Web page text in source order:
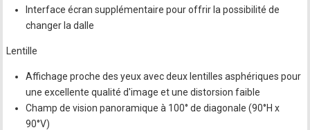
Interface écran supplémentaire pour offrir la possibilité de
changer la dalle
Lentille
Affichage proche des yeux avec deux lentilles asphériques pour
une excellente qualité d'image et une distorsion faible
Champ de vision panoramique à 100° de diagonale (90°H x
90°V)